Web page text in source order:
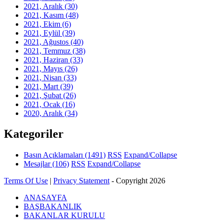
2021, Aralık (30)
2021, Kasım (48)
2021, Ekim (6)
2021, Eylül (39)
2021, Ağustos (40)
2021, Temmuz (38)
2021, Haziran (33)
2021, Mayıs (26)
2021, Nisan (33)
2021, Mart (39)
2021, Şubat (26)
2021, Ocak (16)
2020, Aralık (34)
Kategoriler
Basın Açıklamaları (1491) RSS Expand/Collapse
Mesajlar(106) RSS Expand/Collapse
Terms Of Use | Privacy Statement - Copyright 2026
ANASAYFA
BAŞBAKANLIK
BAKANLAR KURULU